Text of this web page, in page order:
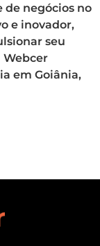
de negócios no
e inovador,
seu
Webcer
em Goiânia,